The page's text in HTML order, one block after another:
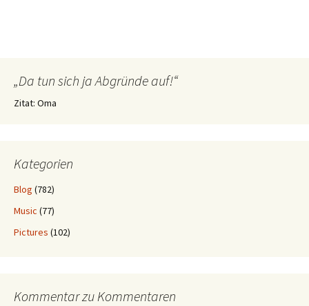
„Da tun sich ja Abgründe auf!“
Zitat: Oma
Kategorien
Blog (782)
Music (77)
Pictures (102)
Kommentar zu Kommentaren